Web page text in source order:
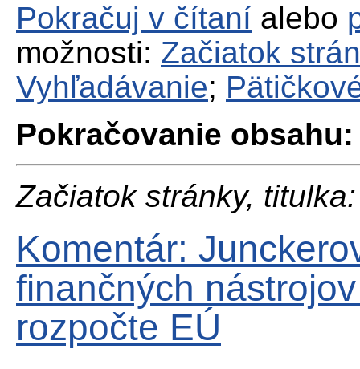
Pokračuj v čítaní alebo
možnosti: Začiatok
Vyhľadávanie;
Pokračovanie obsahu:
Začiatok stránky, titulka:
Komentár:
finančných
rozpočte EÚ